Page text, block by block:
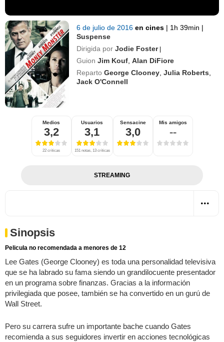
6 de julio de 2016en cines | 1h 39min |
Suspense
Dirigida por Jodie Foster |
Guion Jim Kouf ,Alan DiFiore
Reparto George Clooney ,Julia Roberts
Jack O'Connell
Medios
3,2
22 críticas
Usuarios
3,1
151 notas, 13 críticas
Sensacine
3,0
Mis amigos
--
STREAMING
Sinopsis
Pelicula no recomendada a menores de 12
Lee Gates (George Clooney) es toda una personalidad televisiva
que se ha labrado su fama siendo un grandilocuente presentador
en un programa sobre finanzas. Gracias a la información
privilegiada que posee, también se ha convertido en un gurú de
Wall Street.
Pero su carrera sufre un importante bache cuando Gates
recomienda a sus seguidores invertir en acciones tecnológicas